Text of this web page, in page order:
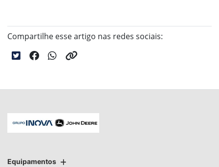
Compartilhe esse artigo nas redes sociais:
Equipamentos